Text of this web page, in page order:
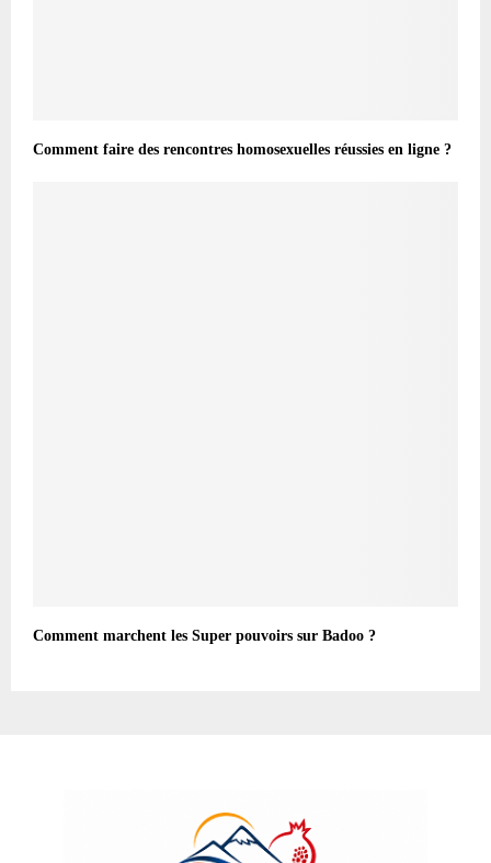
Comment faire des rencontres homosexuelles réussies en ligne ?
Comment marchent les Super pouvoirs sur Badoo ?